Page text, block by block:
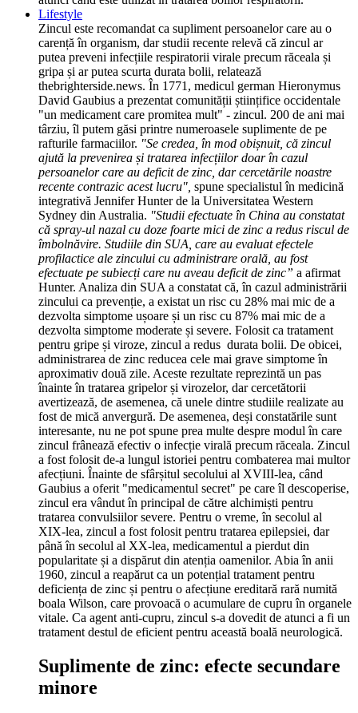
Lifestyle
Zincul este recomandat ca supliment persoanelor care au o
carență în organism, dar studii recente relevă că zincul ar
putea preveni infecțiile respiratorii virale precum răceala și
gripa și ar putea scurta durata bolii, relatează
thebrighterside.news. În 1771, medicul german Hieronymus
David Gaubius a prezentat comunității științifice occidentale
"un medicament care promitea mult" - zincul. 200 de ani mai
târziu, îl putem găsi printre numeroasele suplimente de pe
rafturile farmaciilor. "Se credea, în mod obișnuit, că zincul
ajută la prevenirea și tratarea infecțiilor doar în cazul
persoanelor care au deficit de zinc, dar cercetările noastre
recente contrazic acest lucru", spune specialistul în medicină
integrativă Jennifer Hunter de la Universitatea Western
Sydney din Australia. "Studii efectuate în China au constatat
că spray-ul nazal cu doze foarte mici de zinc a redus riscul de
îmbolnăvire. Studiile din SUA, care au evaluat efectele
profilactice ale zincului cu administrare orală, au fost
efectuate pe subiecți care nu aveau deficit de zinc” a afirmat
Hunter. Analiza din SUA a constatat că, în cazul administrării
zincului ca prevenție, a existat un risc cu 28% mai mic de a
dezvolta simptome ușoare și un risc cu 87% mai mic de a
dezvolta simptome moderate și severe. Folosit ca tratament
pentru gripe și viroze, zincul a redus durata bolii. De obicei,
administrarea de zinc reducea cele mai grave simptome în
aproximativ două zile. Aceste rezultate reprezintă un pas
înainte în tratarea gripelor și virozelor, dar cercetătorii
avertizează, de asemenea, că unele dintre studiile realizate au
fost de mică anvergură. De asemenea, deși constatările sunt
interesante, nu ne pot spune prea multe despre modul în care
zincul frânează efectiv o infecție virală precum răceala. Zincul
a fost folosit de-a lungul istoriei pentru combaterea mai multor
afecțiuni. Înainte de sfârșitul secolului al XVIII-lea, când
Gaubius a oferit "medicamentul secret" pe care îl descoperise,
zincul era vândut în principal de către alchimiști pentru
tratarea convulsiilor severe. Pentru o vreme, în secolul al
XIX-lea, zincul a fost folosit pentru tratarea epilepsiei, dar
până în secolul al XX-lea, medicamentul a pierdut din
popularitate și a dispărut din atenția oamenilor. Abia în anii
1960, zincul a reapărut ca un potențial tratament pentru
deficiența de zinc și pentru o afecțiune ereditară rară numită
boala Wilson, care provoacă o acumulare de cupru în organele
vitale. Ca agent anti-cupru, zincul s-a dovedit de atunci a fi un
tratament destul de eficient pentru această boală neurologică.
Suplimente de zinc: efecte secundare
minore